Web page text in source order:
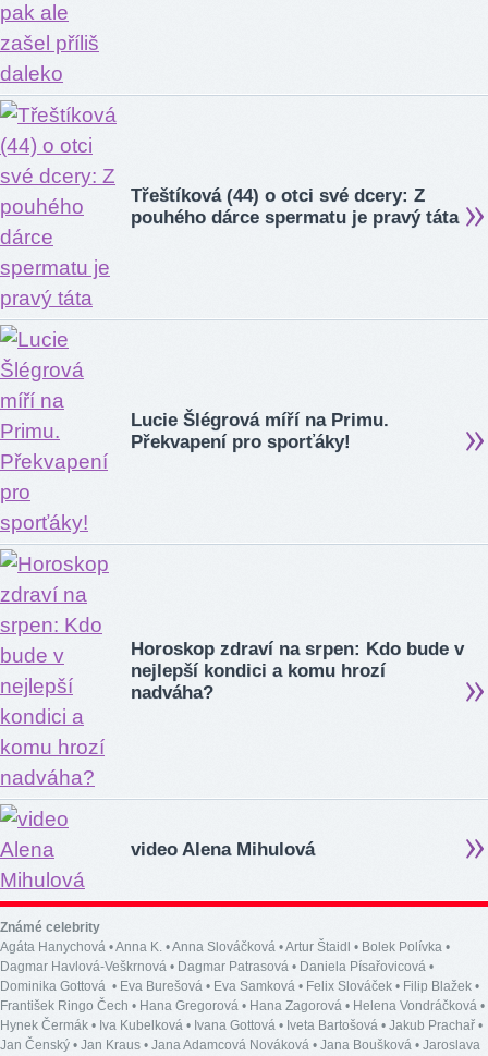
Třeštíková (44) o otci své dcery: Z
pouhého dárce spermatu je pravý táta
Lucie Šlégrová míří na Primu.
Překvapení pro sporťáky!
Horoskop zdraví na srpen: Kdo bude v
nejlepší kondici a komu hrozí
nadváha?
video Alena Mihulová
Známé celebrity
Agáta Hanychová •Anna K. •Anna Slováčková •Artur Štaidl • Bolek Polívka •
Dagmar Havlová-Veškrnová • Dagmar Patrasová • Daniela Písařovicová •
Dominika Gottová • Eva Burešová • Eva Samková • Felix Slováček • Filip Blažek •
František Ringo Čech • Hana Gregorová • Hana Zagorová • Helena Vondráčková •
Hynek Čermák • Iva Kubelková • Ivana Gottová • Iveta Bartošová • Jakub Prachař •
Jan Čenský • Jan Kraus • Jana Adamcová Nováková • Jana Boušková • Jaroslava